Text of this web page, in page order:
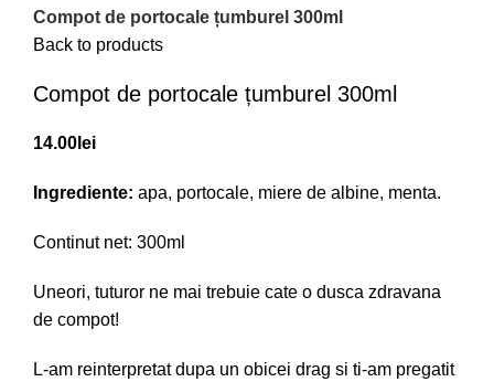
Compot de portocale țumburel 300ml
Back to products
Compot de portocale țumburel 300ml
14.00 lei
Ingrediente: apa, portocale, miere de albine, menta.
Continut net: 300ml
Uneori, tuturor ne mai trebuie cate o dusca zdravana
de compot!
L-am reinterpretat dupa un obicei drag si ti-am pregatit